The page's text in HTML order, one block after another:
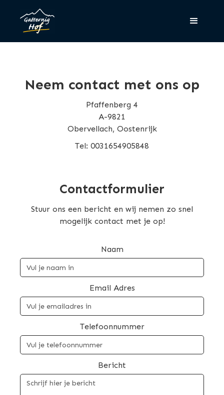
Neem contact met ons op
Pfaffenberg 4
A-9821
Obervellach, Oostenrijk
Tel: 0031654905848
Contactformulier
Stuur ons een bericht en wij nemen zo snel
mogelijk contact met je op!
Naam
Email Adres
Telefoonnummer
Bericht